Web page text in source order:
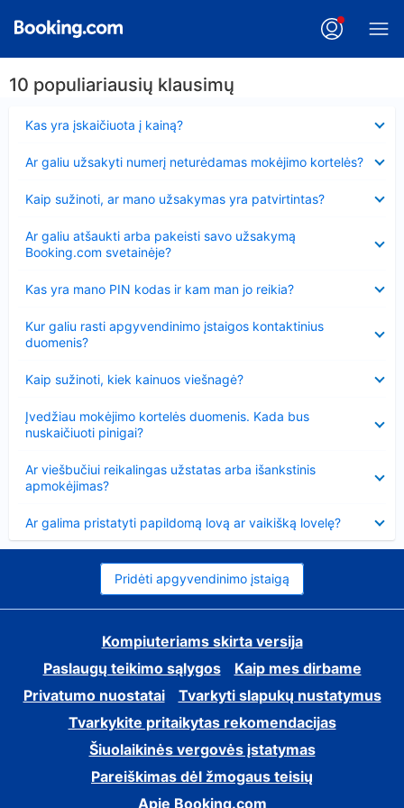
10 populiariausių klausimų
Kas yra įskaičiuota į kainą?
Ar galiu užsakyti numerį neturėdamas mokėjimo kortelės?
Kaip sužinoti, ar mano užsakymas yra patvirtintas?
Ar galiu atšaukti arba pakeisti savo užsakymą
Booking.com svetainėje?
Kas yra mano PIN kodas ir kam man jo reikia?
Kur galiu rasti apgyvendinimo įstaigos kontaktinius
duomenis?
Kaip sužinoti, kiek kainuos viešnagė?
Įvedžiau mokėjimo kortelės duomenis. Kada bus
nuskaičiuoti pinigai?
Ar viešbučiui reikalingas užstatas arba išankstinis
apmokėjimas?
Ar galima pristatyti papildomą lovą ar vaikišką lovelę?
Pridėti apgyvendinimo įstaigą
Kompiuteriams skirta versija
Paslaugų teikimo sąlygos
Kaip mes dirbame
Privatumo nuostatai
Tvarkyti slapukų nustatymus
Tvarkykite pritaikytas rekomendacijas
Šiuolaikinės vergovės įstatymas
Pareiškimas dėl žmogaus teisių
Apie Booking.com